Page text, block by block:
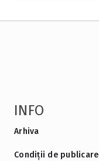
INFO
Arhiva
Condiții de publicare